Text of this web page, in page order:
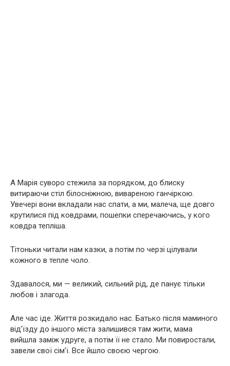
А Марія суворо стежила за порядком, до блиску
витираючи стіл білосніжною, вивареною ганчіркою.
Увечері вони вкладали нас спати, а ми, малеча, ще довго
крутилися під ковдрами, пошепки сперечаючись, у кого
ковдра тепліша.
Тітоньки читали нам казки, а потім по черзі цілували
кожного в тепле чоло.
Здавалося, ми — великий, сильний рід, де панує тільки
любов і злагода.
Але час іде. Життя розкидало нас. Батько після маминого
від’їзду до іншого міста залишився там жити, мама
вийшла заміж удруге, а потім її не стало. Ми повиростали,
завели свої сім’ї. Все йшло своєю чергою.